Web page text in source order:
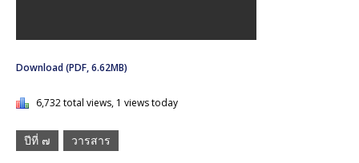
Download (PDF, 6.62MB)
6,732 total views, 1 views today
ปีที่ ๗ วารสาร